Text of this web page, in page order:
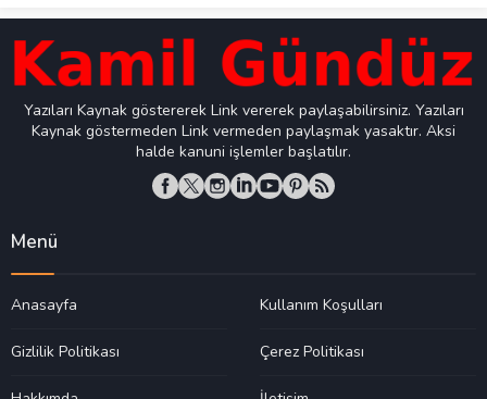
Yazıları Kaynak göstererek Link vererek paylaşabilirsiniz. Yazıları
Kaynak göstermeden Link vermeden paylaşmak yasaktır. Aksi
halde kanuni işlemler başlatılır.
Menü
Anasayfa Kullanım Koşulları
Gizlilik Politikası Çerez Politikası